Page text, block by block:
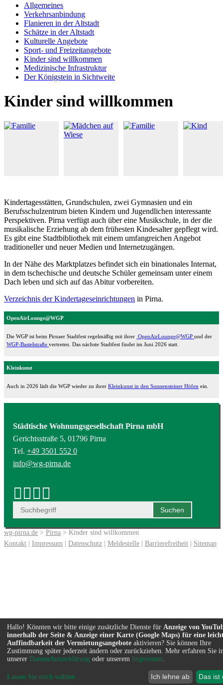
Allgemeines
Verkehrsanbindung
Flanieren in der Altstadt
Schätze in der Altstadt
Kulturelle Angebote
Sport- und Freizeitangebote
Kinder sind willkommen
Medizinische Infrastruktur
Der Königstein in Sichtweite
Kinder sind willkommen
Kindertagesstätten, Grundschulen, zwei Gymnasien und ein
Berufsschulzentrum bieten Kindern und Jugendlichen interessante
Perspektiven. Pirna verfügt auch über eine Musikschule, in der die
musikalische Erziehung ab dem frühesten Kindesalter gepflegt wird.
Es gibt eine Stadtbibliothek mit einem umfangreichen Angebot
traditioneller und neuer Medien und Internetzugängen.
In der Nähe des Marktplatzes befindet sich ein binationales Internat,
in dem tschechische und deutsche Schüler gemeinsam unter einem
Dach leben und sich auf das Abitur vorbereiten.
Verzeichnis der Kindertageseinrichtungen in Pirna.
OpenAirLounge@WGP
Die WGP ist beim Pirnaer Stadtfest regelmäßig mit ihrer OpenAirLounge@WGP und der
WGP-Bastelstraße vertreten. Das nächste Stadtfest findet im Juni 2026 statt.
Kleinkunst
Auch in 2026 lädt die WGP wieder zu ihrer Kleinkunst in den Sonnensteiner Höfen ein.
Städtische Wohnungsgesellschaft Pirna mbH
Gerichtsstraße 5, 01796 Pirna
Tel. +49 3501 552 0
info@wg-pirna.de
wg-pirna.de > Pirna > Kinder sind willkommen
Kontakt | Impressum | Datenschutz | Meldestelle | Barrierefreiheit | Sitemap
Hallo! Könnten wir bitte einige zusätzliche Dienste für Anzeige von
innerhalb der Seite & Anzeige einer Karte (Google Maps) für eine
Auffindbarkeit der Vermietungsangebote aktivieren? Sie können Ihre
Zustimmung später jederzeit ändern oder zurückziehen. Mehr erfahren Sie
unserer Datenschutzerklärung oder unserem Impressum
Lassen Sie mich wählen... Ich lehne ab Das ist